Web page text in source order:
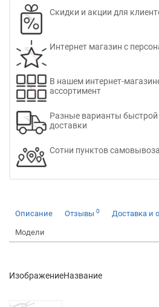
Скидки и акции для
Интернет магазин с
В нашем интернет-
ассортимент
Разные варианты быстрой
доставки
Сотни пунктов
Описание Отзывы 0 Доставка и
Модели
ИзображениеНазвание